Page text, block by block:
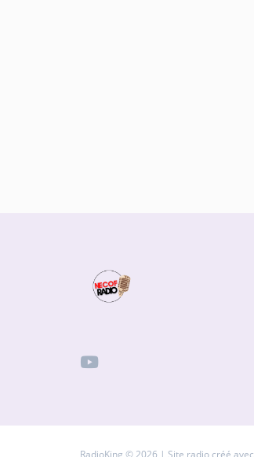
RadioKing © 2026 | Site radio créé avec